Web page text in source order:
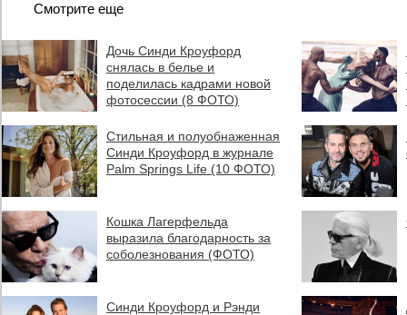
Смотрите еще
Дочь Синди Кроуфорд
снялась в белье и
поделилась кадрами новой
фотосессии (8 ФОТО)
Стильная и полуобнаженная
Синди Кроуфорд в журнале
Palm Springs Life (10 ФОТО)
Кошка Лагерфельда
выразила благодарность за
соболезнования (ФОТО)
Синди Кроуфорд и Рэнди